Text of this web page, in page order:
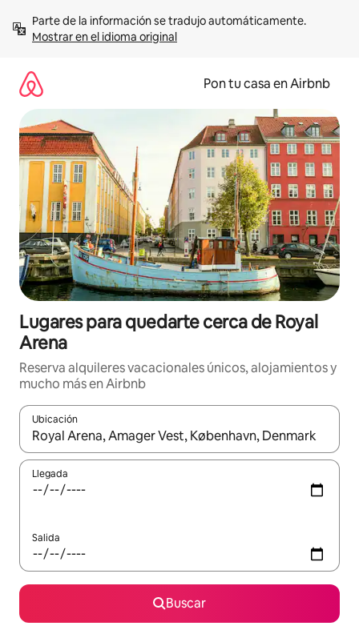
contenidoMostrar en el idioma original
Pon tu casa en Airbnb
Lugares para quedarte cerca de Royal
Arena
Reserva alquileres vacacionales únicos, alojamientos y
mucho más en Airbnb
Ubicación
Cuando los resultados estén disponibles, navega con las
Llegada
Salida
Buscar